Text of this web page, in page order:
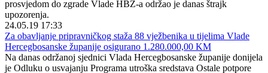
prosvjedom do zgrade Vlade HBŽ-a održao je danas štrajk
upozorenja.
24.05.19 17:33
Za obavljanje pripravničkog staža 88 vježbenika u tijelima Vlade
Hercegbosanske županije osigurano 1.280.000,00 KM
Na danas održanoj sjednici Vlada Hercegbosanske županije donijela
je Odluku o usvajanju Programa utroška sredstava Ostale potpore